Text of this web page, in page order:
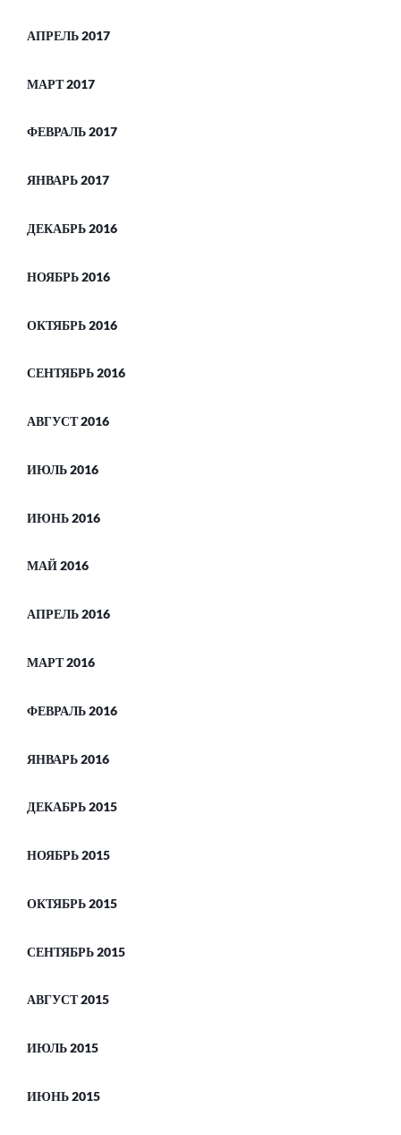
АПРЕЛЬ 2017
МАРТ 2017
ФЕВРАЛЬ 2017
ЯНВАРЬ 2017
ДЕКАБРЬ 2016
НОЯБРЬ 2016
ОКТЯБРЬ 2016
СЕНТЯБРЬ 2016
АВГУСТ 2016
ИЮЛЬ 2016
ИЮНЬ 2016
МАЙ 2016
АПРЕЛЬ 2016
МАРТ 2016
ФЕВРАЛЬ 2016
ЯНВАРЬ 2016
ДЕКАБРЬ 2015
НОЯБРЬ 2015
ОКТЯБРЬ 2015
СЕНТЯБРЬ 2015
АВГУСТ 2015
ИЮЛЬ 2015
ИЮНЬ 2015